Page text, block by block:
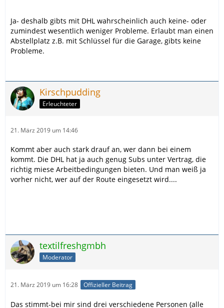
Ja- deshalb gibts mit DHL wahrscheinlich auch keine- oder
zumindest wesentlich weniger Probleme. Erlaubt man einen
Abstellplatz z.B. mit Schlüssel für die Garage, gibts keine
Probleme.
Kirschpudding
Erleuchteter
21. März 2019 um 14:46
Kommt aber auch stark drauf an, wer dann bei einem
kommt. Die DHL hat ja auch genug Subs unter Vertrag, die
richtig miese Arbeitbedingungen bieten. Und man weiß ja
vorher nicht, wer auf der Route eingesetzt wird....
textilfreshgmbh
Moderator
21. März 2019 um 16:28 Offizieller Beitrag
Das stimmt-bei mir sind drei verschiedene Personen (alle